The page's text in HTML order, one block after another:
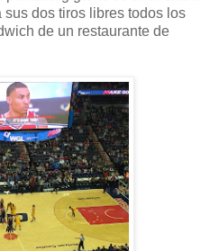
dos tiros libres todos los
de un restaurante de